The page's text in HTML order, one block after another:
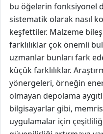
bu öğelerin fonksiyonel
sistematik olarak nasıl
keşfettiler. Malzeme
farklılıklar çok önemli
uzmanlar bunları fark
küçük farklılıklar.
yönergeleri, örneğin
olmayan depolama
bilgisayarlar gibi,
uygulamalar için